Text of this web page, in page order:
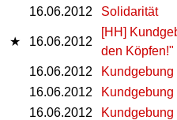
16.06.2012 Solidarität
★ 16.06.2012
[HH]
den Köpfen!"
16.06.2012
16.06.2012
16.06.2012